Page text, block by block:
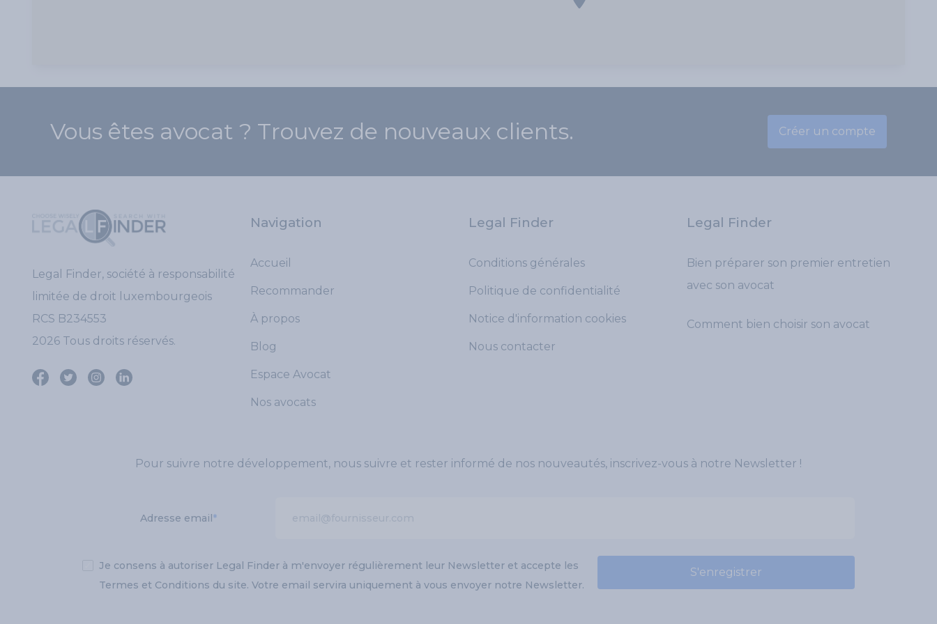
Vous êtes avocat ? Trouvez de nouveaux clients. Créer un compte
Legal Finder, société à responsabilité
limitée de droit luxembourgeois
RCS B234553
2026 Tous droits réservés.
Navigation
Accueil
Recommander
À propos
Blog
Espace Avocat
Nos avocats
Legal Finder
Conditions générales
Politique de confidentialité
Notice d'information cookies
Nous contacter
Legal Finder
Bien préparer son premier entretien
avec son avocat
Comment bien choisir son avocat
Pour suivre notre développement, nous suivre et rester informé de nos nouveautés, inscrivez-vous à notre Newsletter !
Adresse email*
Je consens à autoriser Legal Finder à m'envoyer régulièrement leur Newsletter et accepte les
Termes et Conditions du site. Votre email servira uniquement à vous envoyer notre Newsletter.
S'enregistrer